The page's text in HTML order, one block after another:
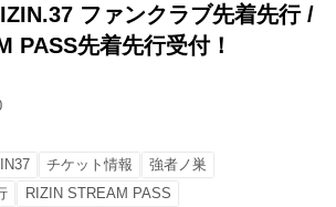
ファンクラブ先着先行 /
PASS先着先行受付！
チケット情報
強者ノ巣
RIZIN STREAM PASS